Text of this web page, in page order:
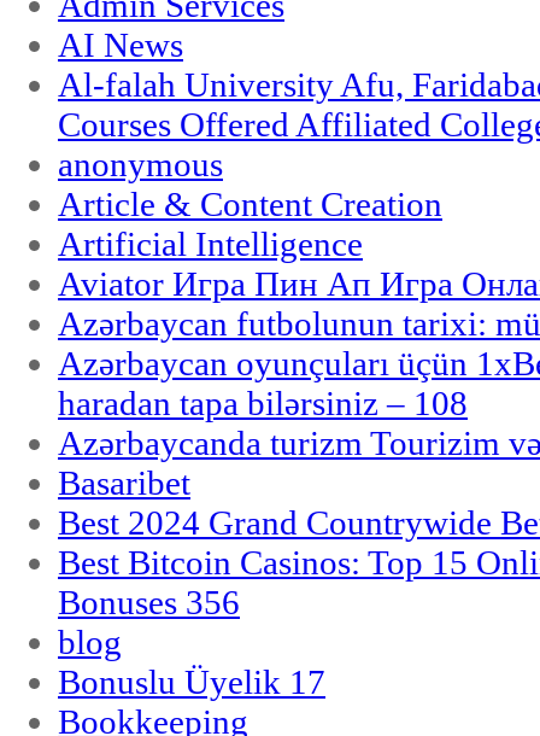
AI News
Al-falah University Afu,
Courses Offered Affiliated
anonymous
Article & Content Creation
Artificial Intelligence
Aviator Игра Пин Ап Игра
Azərbaycan futbolunun tarixi:
Azərbaycan oyunçuları üçün
haradan tapa bilərsiniz – 108
Azərbaycanda turizm Tourizim
Basaribet
Best 2024 Grand Countrywide
Best Bitcoin Casinos: Top 15
Bonuses 356
blog
Bonuslu Üyelik 17
Bookkeeping